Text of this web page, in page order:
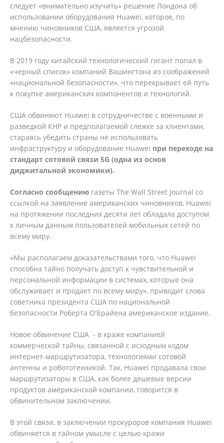
следует «внимательно изучить» решение Лондона об
использовании оборудования Huawei, которое, по
мнению чиновников США, является угрозой
нацбезопасности.
В 2019 году китайский технологический гигант попал в
«черный список» компаний Вашингтона из соображений
«национальной безопасности», что перекрывает ей путь
к покупке американских компонентов и технологий.
США обвиняют Huawei в сотрудничестве с военными и
разведкой КНР и предполагаемой слежке за клиентами,
стараясь убедить страны не использовать
инфраструктуру и оборудование Huawei при переходе на
стандарт сотовой связи 5G (одна из основ
диджитальной экономики).
Согласно сообщению газеты The Wall Street Journal со
ссылкой на заявление американских чиновников, Huawei
на протяжении последних десяти лет обладала доступом
к личным данным пользователей мобильных сетей по
всему миру.
«Мы располагаем доказательствами того, что Huawei
способна тайно получать доступ к чувствительной и
персональной информации в системах, которые она
обслуживает и продает по всему миру», приводит слова
советника президента США по национальной
безопасности Роберта О'Брайена американское издание.
Новое обвинение США - в краже компанией
коммерческой тайны, связанной с исходным кодом
интернет-маршрутизатора, технологиями сотовой
антенны и робототехникой. Так, Huawei продавала свои
маршрутизаторы в США, как более дешевые версии
продуктов американской компании, говорится в
обвинительном заключении.
В этой связи, в заключении прокуроров компания Huawei
обвиняется в тайном умысле с целью кражи